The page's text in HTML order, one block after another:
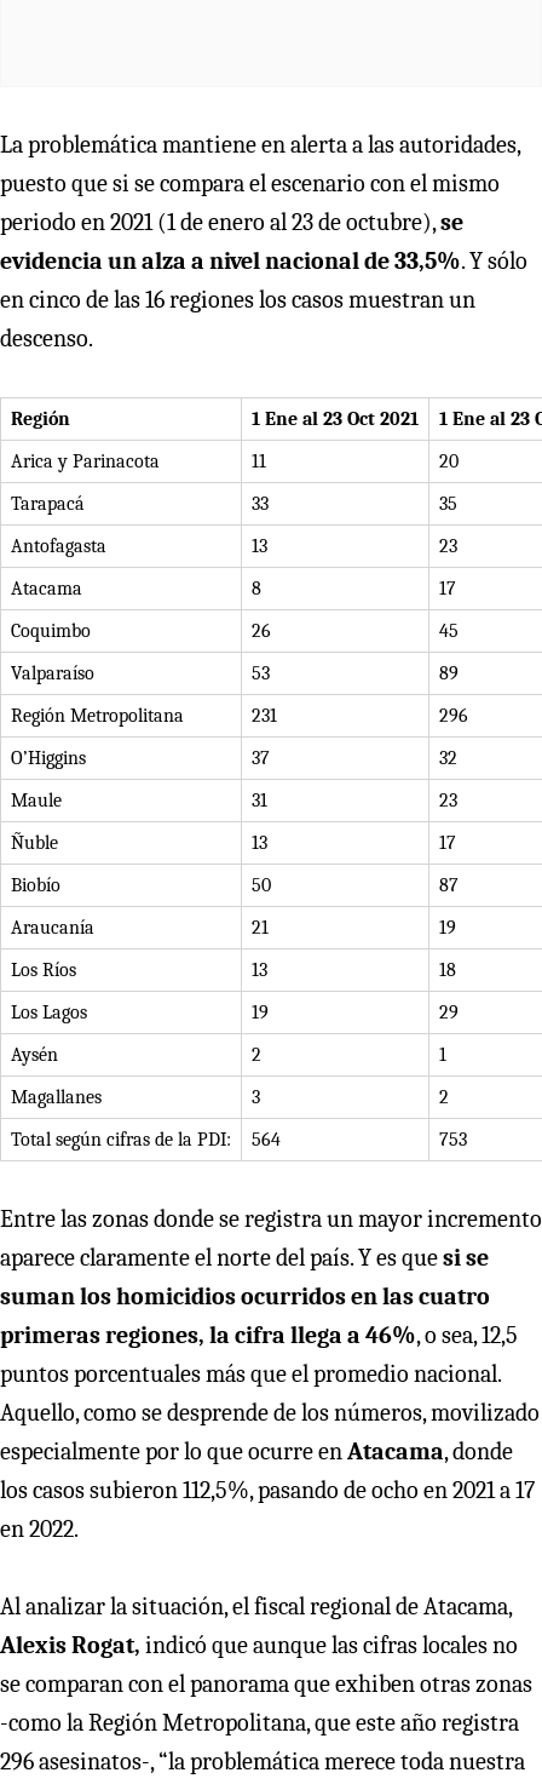
La problemática mantiene en alerta a las autoridades,
puesto que si se compara el escenario con el mismo
periodo en 2021 (1 de enero al 23 de octubre),se
evidencia un alza a nivel nacional de 33,5%. Y sólo
en cinco de las 16 regiones los casos muestran un
descenso.
Región 1 Ene al 23 Oct 2021
1 Ene al 23
Arica y Parinacota
11
20
Tarapacá
33
35
Antofagasta
13
23
Atacama
8
17
Coquimbo
26
45
Valparaíso
53
89
Región Metropolitana
231
296
O’Higgins
37
32
Maule
31
23
Ñuble
13
17
Biobío
50
87
Araucanía
21
19
Los Ríos
13
18
Los Lagos
19
29
Aysén
2
1
Magallanes
3
2
Total según cifras de la PDI:
564 753
Entre las zonas donde se registra un mayor incremento
aparece claramente el norte del país. Y es quesi se
suman los homicidios ocurridos en las cuatro
primeras regiones, la cifra llega a 46%, o sea, 12,5
puntos porcentuales más que el promedio nacional.
Aquello, como se desprende de los números, movilizado
especialmente por lo que ocurre enAtacama, donde
los casos subieron 112,5%, pasando de ocho en 2021 a 17
en 2022.
Al analizar la situación, el fiscal regional de Atacama,
Alexis Rogat, indicó que aunque las cifras locales no
se comparan con el panorama que exhiben otras zonas
-como la Región Metropolitana, que este año registra
296 asesinatos-, “la problemática merece toda nuestra